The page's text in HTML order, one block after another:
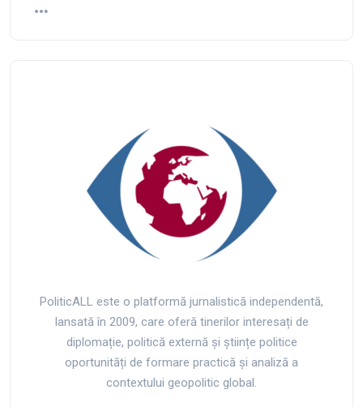
PoliticALL este o platformă jurnalistică independentă,
lansată în 2009, care oferă tinerilor interesați de
diplomație, politică externă și științe politice
oportunități de formare practică și analiză a
contextului geopolitic global.